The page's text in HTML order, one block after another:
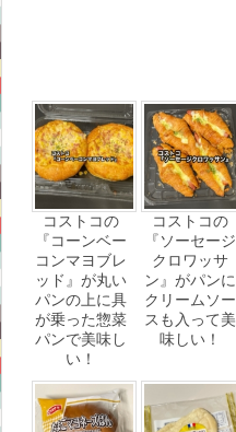
コストコの
『コーンベー
コンマヨブレ
ッド』が丸い
パンの上に具
が乗った惣菜
パンで美味し
い！
コストコの
『ソーセージ
クロワッサ
ン』がパンに
クリームソー
スも入って美
味しい！